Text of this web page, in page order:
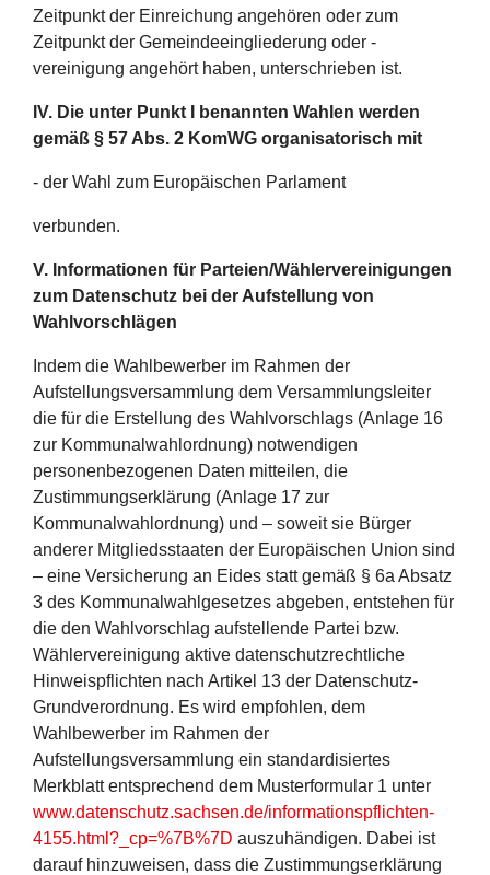
Zeitpunkt der Einreichung angehören oder zum
Zeitpunkt der Gemeindeeingliederung oder -
vereinigung angehört haben, unterschrieben ist.
IV. Die unter Punkt I benannten Wahlen werden
gemäß § 57 Abs. 2 KomWG organisatorisch mit
- der Wahl zum Europäischen Parlament
verbunden.
V. Informationen für Parteien/Wählervereinigungen
zum Datenschutz bei der Aufstellung von
Wahlvorschlägen
Indem die Wahlbewerber im Rahmen der
Aufstellungsversammlung dem Versammlungsleiter
die für die Erstellung des Wahlvorschlags (Anlage 16
zur Kommunalwahlordnung) notwendigen
personenbezogenen Daten mitteilen, die
Zustimmungserklärung (Anlage 17 zur
Kommunalwahlordnung) und – soweit sie Bürger
anderer Mitgliedsstaaten der Europäischen Union sind
– eine Versicherung an Eides statt gemäß § 6a Absatz
3 des Kommunalwahlgesetzes abgeben, entstehen für
die den Wahlvorschlag aufstellende Partei bzw.
Wählervereinigung aktive datenschutzrechtliche
Hinweispflichten nach Artikel 13 der Datenschutz-
Grundverordnung. Es wird empfohlen, dem
Wahlbewerber im Rahmen der
Aufstellungsversammlung ein standardisiertes
Merkblatt entsprechend dem Musterformular 1 unter
www.datenschutz.sachsen.de/informationspflichten-
4155.html?_cp=%7B%7D auszuhändigen. Dabei ist
darauf hinzuweisen, dass die Zustimmungserklärung